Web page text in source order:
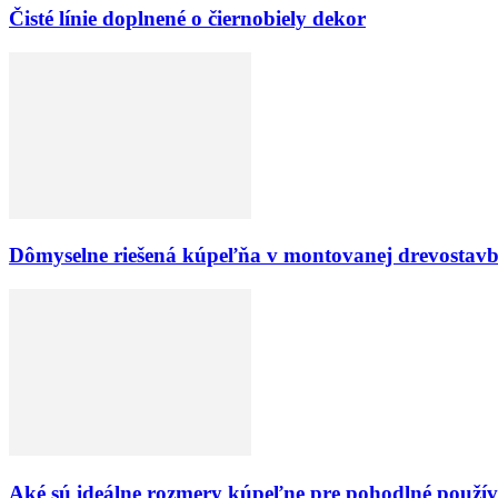
Čisté línie doplnené o čiernobiely dekor
Dômyselne riešená kúpeľňa v montovanej
Aké sú ideálne rozmery kúpeľne pre pohodlné